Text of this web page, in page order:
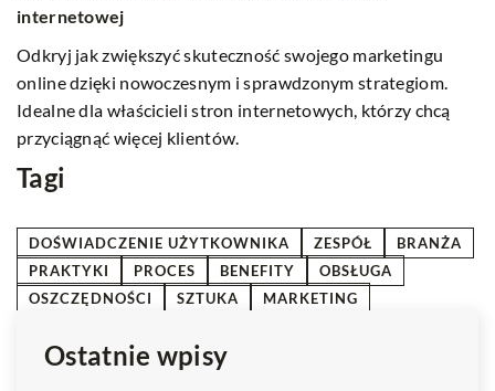
internetowej
Odkryj jak zwiększyć skuteczność swojego marketingu
online dzięki nowoczesnym i sprawdzonym strategiom.
Idealne dla właścicieli stron internetowych, którzy chcą
przyciągnąć więcej klientów.
Tagi
DOŚWIADCZENIE UŻYTKOWNIKA ZESPÓŁ
BRANŻA
PRAKTYKI
PROCES BENEFITY
OBSŁUGA
OSZCZĘDNOŚCI
SZTUKA MARKETING
Ostatnie wpisy